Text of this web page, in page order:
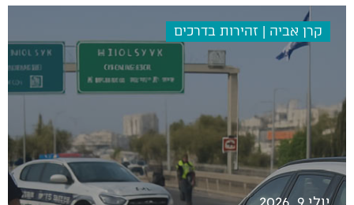
קרן אביה | זהירות בדרכים
יולי 9, 2026